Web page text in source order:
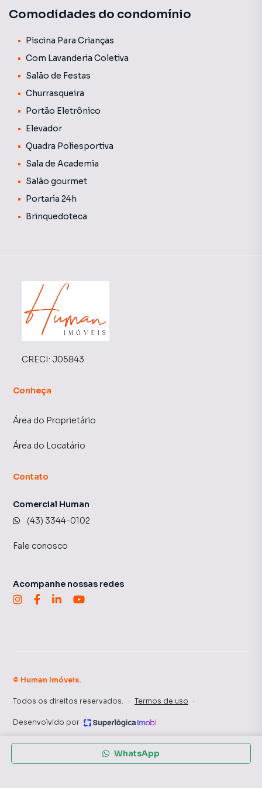
a supermercados, escolas, restaurantes e com fácil acesso
Uma oportunidade de morar com estilo, conforto e
qualidade de vida.
Comodidades do condomínio
Piscina Para Crianças
Com Lavanderia Coletiva
Salão de Festas
Churrasqueira
Portão Eletrônico
Elevador
Quadra Poliesportiva
Sala de Academia
Salão gourmet
Portaria 24h
Brinquedoteca
WhatsApp
CRECI: J05843
Conheça
Área do Proprietário
Área do Locatário
Contato
Comercial Human
(43) 3344-0102
Fale conosco
Acompanhe nossas redes
© Human Imóveis.
Todos os direitos reservados. · Termos de uso ·
Desenvolvido por